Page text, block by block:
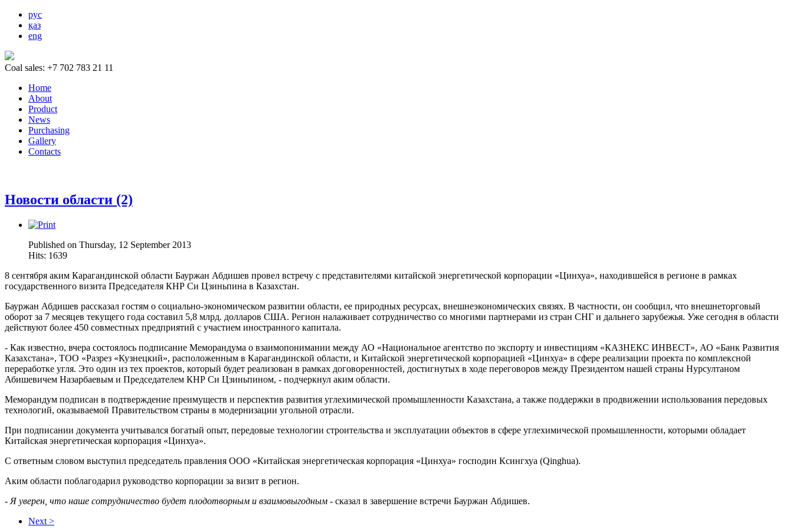
рус
қаз
eng
Coal sales: +7 702 783 21 11
Home
About
Product
News
Purchasing
Gallery
Contacts
Новости области (2)
Published on Thursday, 12 September 2013
Hits: 1639
8 сентября аким Карагандинской области Бауржан Абдишев провел встречу с представителями китайской энергетической корпорации «Цинхуа», находившейся в регионе в рамках
государственного визита Председателя КНР Си Цзиньпина в Казахстан.
Бауржан Абдишев рассказал гостям о социально-экономическом развитии области, ее природных ресурсах, внешнеэкономических связях. В частности, он сообщил, что внешнеторговый
оборот за 7 месяцев текущего года составил 5,8 млрд. долларов США. Регион налаживает сотрудничество со многими партнерами из стран СНГ и дальнего зарубежья. Уже сегодня в области
действуют более 450 совместных предприятий с участием иностранного капитала.
- Как известно, вчера состоялось подписание Меморандума о взаимопонимании между АО «Национальное агентство по экспорту и инвестициям «КАЗНЕКС ИНВЕСТ», АО «Банк Развития
Казахстана», ТОО «Разрез «Кузнецкий», расположенным в Карагандинской области, и Китайской энергетической корпорацией «Цинхуа» в сфере реализации проекта по комплексной
переработке угля. Это один из тех проектов, который будет реализован в рамках договоренностей, достигнутых в ходе переговоров между Президентом нашей страны Нурсултаном
Абишевичем Назарбаевым и Председателем КНР Си Цзиньпином, - подчеркнул аким области.
Меморандум подписан в подтверждение преимуществ и перспектив развития углехимической промышленности Казахстана, а также поддержки в продвижении использования передовых
технологий, оказываемой Правительством страны в модернизации угольной отрасли.
При подписании документа учитывался богатый опыт, передовые технологии строительства и эксплуатации объектов в сфере углехимической промышленности, которыми обладает
Китайская энергетическая корпорация «Цинхуа».
С ответным словом выступил председатель правления ООО «Китайская энергетическая корпорация «Цинхуа» господин Ксингхуа (Qinghua).
Аким области поблагодарил руководство корпорации за визит в регион.
- Я уверен, что наше сотрудничество будет плодотворным и взаимовыгодным - сказал в завершение встречи Бауржан Абдишев.
Next >